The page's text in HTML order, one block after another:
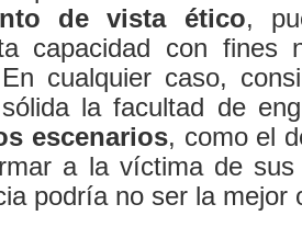
de vista ético,
capacidad con fines
cualquier caso,
la facultad de
escenarios, como el
a la víctima de sus
podría no ser la mejor